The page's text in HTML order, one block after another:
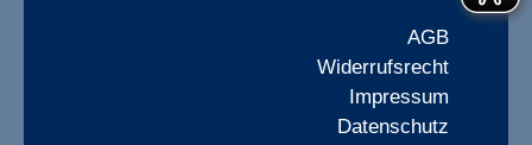
AGB
Widerrufsrecht
Impressum
Datenschutz